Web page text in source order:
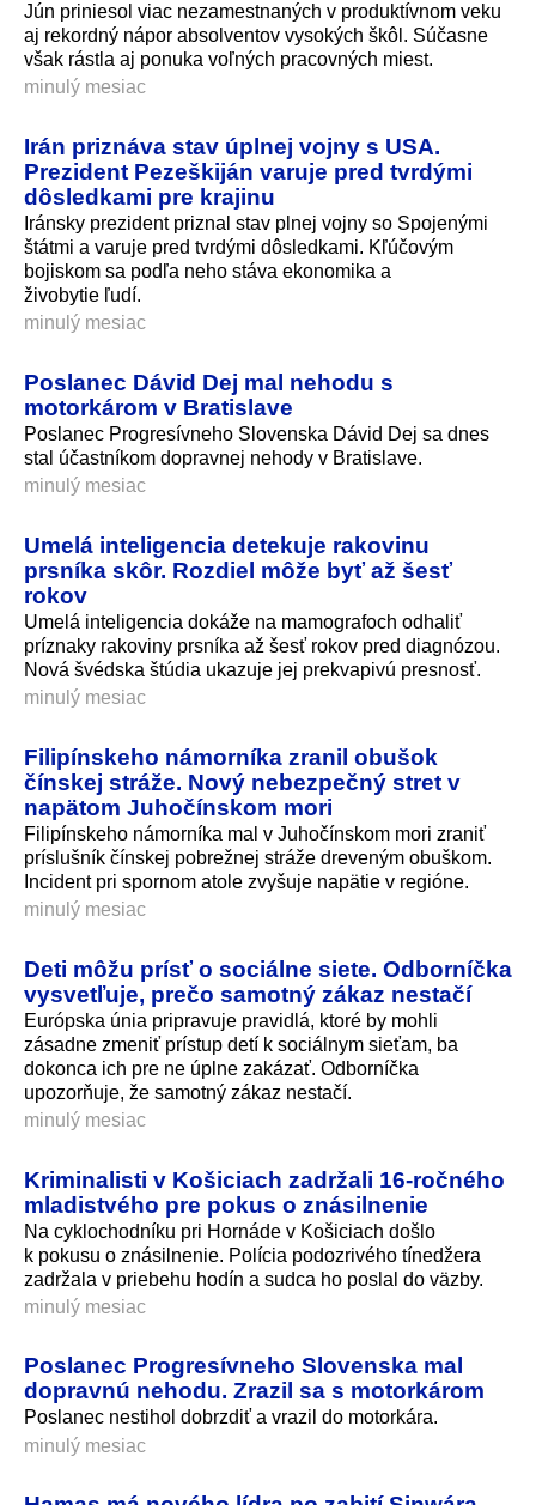
Jún priniesol viac nezamestnaných v produktívnom veku
aj rekordný nápor absolventov vysokých škôl. Súčasne
však rástla aj ponuka voľných pracovných miest.
minulý mesiac
Irán priznáva stav úplnej vojny s USA.
Prezident Pezeškiján varuje pred tvrdými
dôsledkami pre krajinu
Iránsky prezident priznal stav plnej vojny so Spojenými
štátmi a varuje pred tvrdými dôsledkami. Kľúčovým
bojiskom sa podľa neho stáva ekonomika a
živobytie ľudí.
minulý mesiac
Poslanec Dávid Dej mal nehodu s
motorkárom v Bratislave
Poslanec Progresívneho Slovenska Dávid Dej sa dnes
stal účastníkom dopravnej nehody v Bratislave.
minulý mesiac
Umelá inteligencia detekuje rakovinu
prsníka skôr. Rozdiel môže byť až šesť
rokov
Umelá inteligencia dokáže na mamografoch odhaliť
príznaky rakoviny prsníka až šesť rokov pred diagnózou.
Nová švédska štúdia ukazuje jej prekvapivú presnosť.
minulý mesiac
Filipínskeho námorníka zranil obušok
čínskej stráže. Nový nebezpečný stret v
napätom Juhočínskom mori
Filipínskeho námorníka mal v Juhočínskom mori zraniť
príslušník čínskej pobrežnej stráže dreveným obuškom.
Incident pri spornom atole zvyšuje napätie v regióne.
minulý mesiac
Deti môžu prísť o sociálne siete. Odborníčka
vysvetľuje, prečo samotný zákaz nestačí
Európska únia pripravuje pravidlá, ktoré by mohli
zásadne zmeniť prístup detí k sociálnym sieťam, ba
dokonca ich pre ne úplne zakázať. Odborníčka
upozorňuje, že samotný zákaz nestačí.
minulý mesiac
Kriminalisti v Košiciach zadržali 16-ročného
mladistvého pre pokus o znásilnenie
Na cyklochodníku pri Hornáde v Košiciach došlo
k pokusu o znásilnenie. Polícia podozrivého tínedžera
zadržala v priebehu hodín a sudca ho poslal do väzby.
minulý mesiac
Poslanec Progresívneho Slovenska mal
dopravnú nehodu. Zrazil sa s motorkárom
Poslanec nestihol dobrzdiť a vrazil do motorkára.
minulý mesiac